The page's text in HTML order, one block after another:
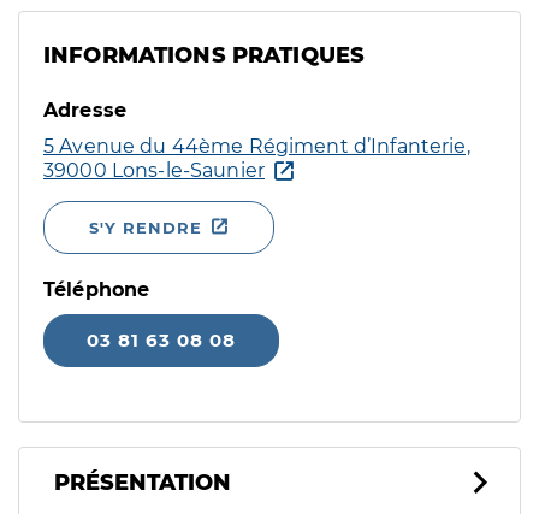
INFORMATIONS PRATIQUES
Adresse
5 Avenue du 44ème Régiment d’Infanterie,
39000 Lons-le-Saunier
S'Y RENDRE
Téléphone
03 81 63 08 08
PRÉSENTATION